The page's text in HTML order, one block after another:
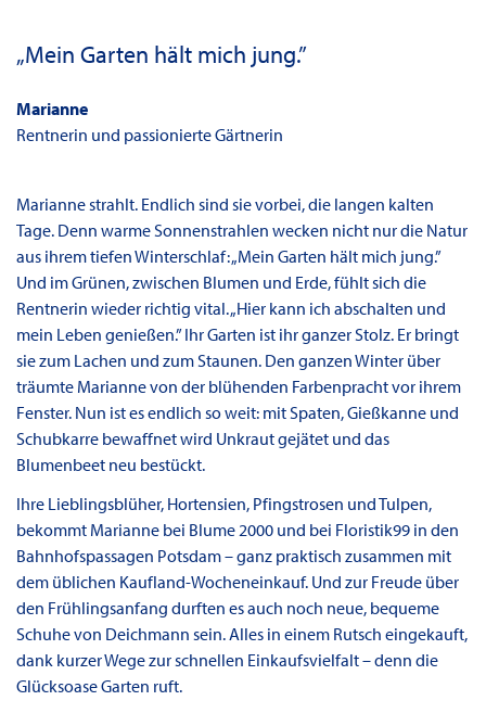
„Mein Garten hält mich jung.”
Marianne
Rentnerin und passionierte Gärtnerin
Marianne strahlt. Endlich sind sie vorbei, die langen kalten
Tage. Denn warme Sonnenstrahlen wecken nicht nur die Natur
aus ihrem tiefen Winterschlaf: „Mein Garten hält mich jung.”
Und im Grünen, zwischen Blumen und Erde, fühlt sich die
Rentnerin wieder richtig vital. „Hier kann ich abschalten und
mein Leben genießen.” Ihr Garten ist ihr ganzer Stolz. Er bringt
sie zum Lachen und zum Staunen. Den ganzen Winter über
träumte Marianne von der blühenden Farbenpracht vor ihrem
Fenster. Nun ist es endlich so weit: mit Spaten, Gießkanne und
Schubkarre bewaffnet wird Unkraut gejätet und das
Blumenbeet neu bestückt.
Ihre Lieblingsblüher, Hortensien, Pfingstrosen und Tulpen,
bekommt Marianne bei Blume 2000 und bei Floristik99 in den
Bahnhofspassagen Potsdam – ganz praktisch zusammen mit
dem üblichen Kaufland-Wocheneinkauf. Und zur Freude über
den Frühlingsanfang durften es auch noch neue, bequeme
Schuhe von Deichmann sein. Alles in einem Rutsch eingekauft,
dank kurzer Wege zur schnellen Einkaufsvielfalt – denn die
Glücksoase Garten ruft.